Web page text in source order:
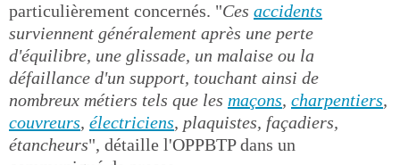
particulièrement concernés. "Ces accidents
surviennent généralement après une perte
d'équilibre, une glissade, un malaise ou la
défaillance d'un support, touchant ainsi de
nombreux métiers tels que les maçons, charpentiers,
couvreurs, électriciens, plaquistes, façadiers,
étancheurs", détaille l'OPPBTP dans un